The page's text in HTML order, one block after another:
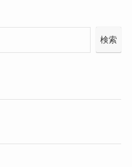
検索